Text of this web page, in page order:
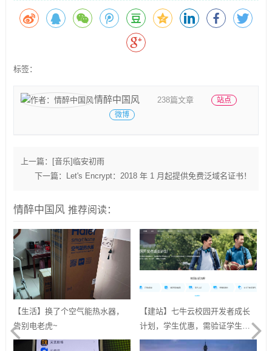
标签：
情醉中国风 238篇文章
站点
微博
上一篇：
[音乐]临安初雨
下一篇：
Let's Encrypt：2018 年 1 月起提供免费泛域名证书！
情醉中国风 推荐阅读：
【生活】换了个空气能热水器，
告别电老虎~
【建站】七牛云校园开发者成长
计划，学生优惠，需验证学生邮
箱